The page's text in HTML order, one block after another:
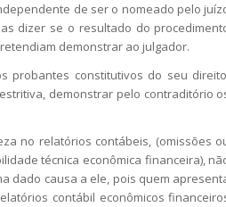
de ser o nomeado pelo
dizer se o resultado do
demonstrar ao julgador.
probantes constitutivos do seu
demonstrar pelo contraditório
no relatórios contábeis, (omissões
técnica econômica financeira),
dado causa a ele, pois quem
contábil econômicos